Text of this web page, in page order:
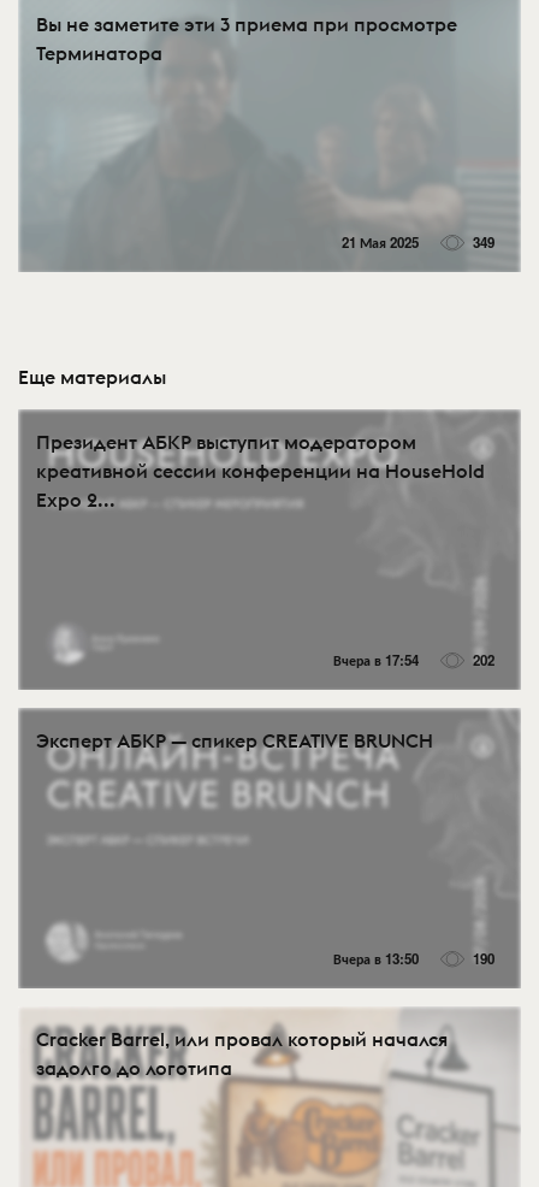
Вы не заметите эти 3 приема при просмотре
Терминатора
21 Мая 2025 349
Еще материалы
Президент АБКР выступит модератором
креативной сессии конференции на HouseHold
Expo 2...
Вчера в 17:54 202
Эксперт АБКР — спикер CREATIVE BRUNCH
Вчера в 13:50 190
Cracker Barrel, или провал который начался
задолго до логотипа